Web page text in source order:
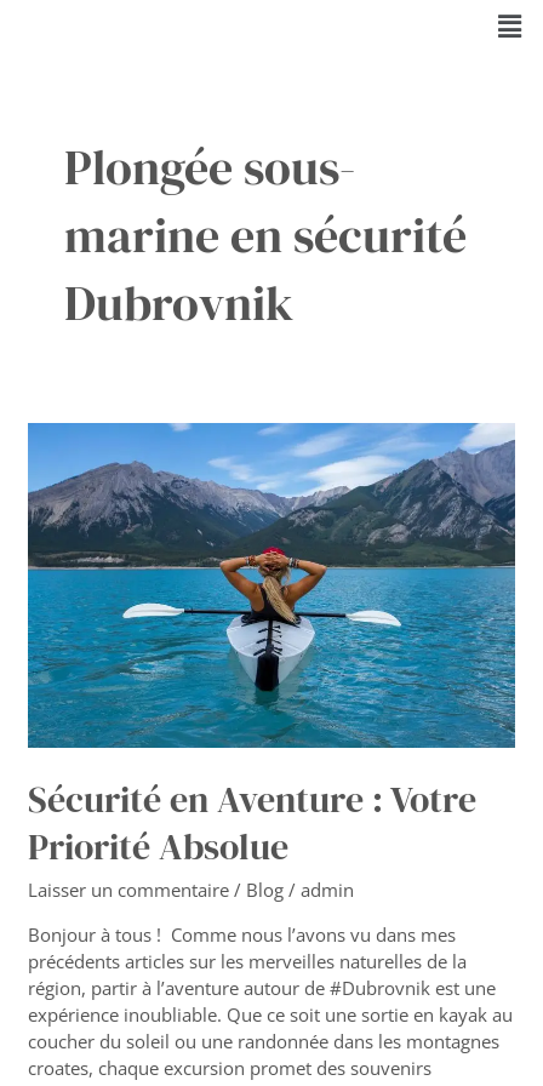
Plongée sous-
marine en sécurité
Dubrovnik
Sécurité en Aventure : Votre
Priorité Absolue
Laisser un commentaire / Blog /admin
Bonjour à tous ! Comme nous l’avons vu dans mes
précédents articles sur les merveilles naturelles de la
région, partir à l’aventure autour de #Dubrovnik est une
expérience inoubliable. Que ce soit une sortie en kayak au
coucher du soleil ou une randonnée dans les montagnes
croates, chaque excursion promet des souvenirs
Aventure
:
Priorité
Absolue